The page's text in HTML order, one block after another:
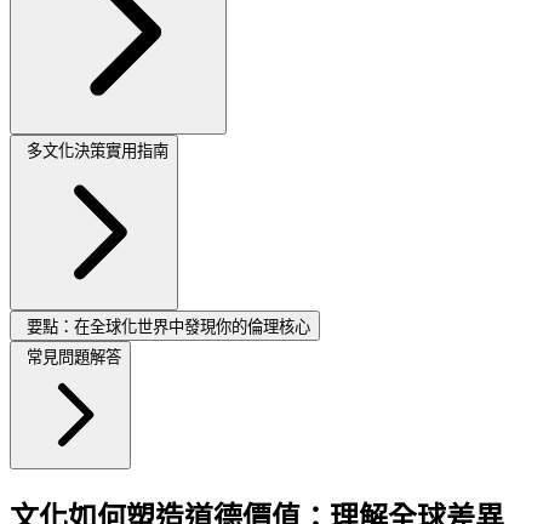
多文化決策實用指南
要點：在全球化世界中發現你的倫理核心
常見問題解答
文化如何塑造道德價值：理解全球差異